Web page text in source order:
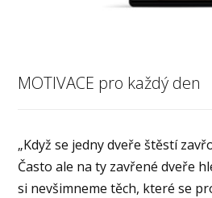
MOTIVACE pro každý den
„Když se jedny dveře štěstí
Často ale na ty zavřené dveře
si nevšimneme těch, které se